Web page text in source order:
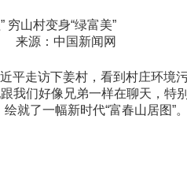
穷山村变身“绿富美”
来源：中国新闻网
走访下姜村，看到村庄环境污
我们好像兄弟一样在聊天，
就了一幅新时代“富春山居图”。